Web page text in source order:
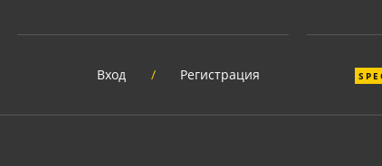
Вход / Регистрация